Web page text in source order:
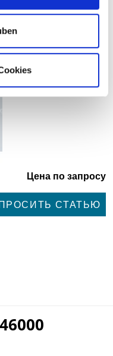
Цена по запросу
СТАТЬЮ